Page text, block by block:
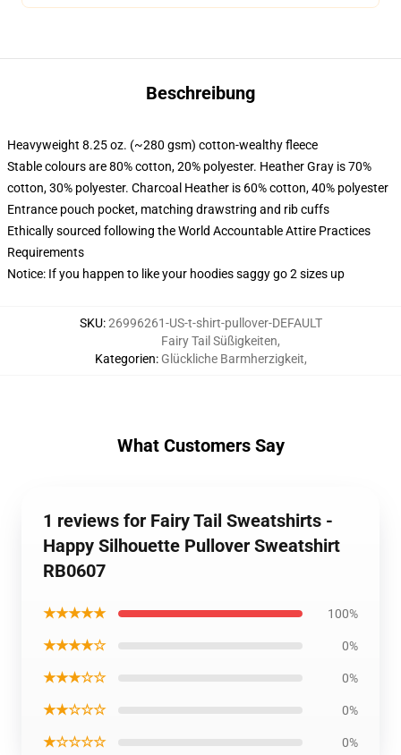
Beschreibung
Heavyweight 8.25 oz. (~280 gsm) cotton-wealthy fleece
Stable colours are 80% cotton, 20% polyester. Heather Gray is 70%
cotton, 30% polyester. Charcoal Heather is 60% cotton, 40% polyester
Entrance pouch pocket, matching drawstring and rib cuffs
Ethically sourced following the World Accountable Attire Practices
Requirements
Notice: If you happen to like your hoodies saggy go 2 sizes up
SKU:26996261-US-t-shirt-pullover-DEFAULT
Kategorien:
Fairy Tail Süßigkeiten,
Glückliche Barmherzigkeit,
What Customers Say
1 reviews for Fairy Tail Sweatshirts -
Happy Silhouette Pullover Sweatshirt
RB0607
★★★★★ 100%
★★★★☆ 0%
★★★☆☆ 0%
★★☆☆☆ 0%
★☆☆☆☆ 0%